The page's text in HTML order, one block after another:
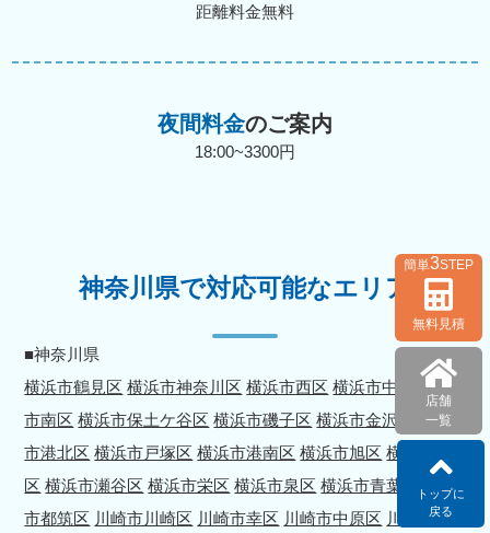
距離料金無料
夜間料金のご案内
18:00~3300円
神奈川県で対応可能なエリア
■神奈川県
横浜市鶴見区 横浜市神奈川区 横浜市西区 横浜市中区
横浜
市南区 横浜市保土ケ谷区 横浜市磯子区 横浜市金沢区
横浜
市港北区 横浜市戸塚区 横浜市港南区 横浜市旭区 横浜市緑
区 横浜市瀬谷区 横浜市栄区 横浜市泉区 横浜市青葉区
横浜
市都筑区 川崎市川崎区 川崎市幸区 川崎市中原区 川崎市高
簡単3STEP
無料見積
店舗
一覧
トップに
戻る